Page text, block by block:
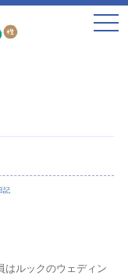
toggle
記
はルックのウェディン